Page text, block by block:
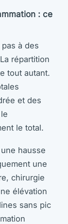
: ce
à des
répartition
tout autant.
et des
le total.
hausse
une
chirurgie
élévation
sans pic